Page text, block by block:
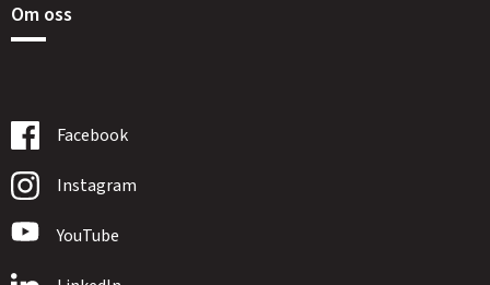
Om oss
Facebook
Instagram
YouTube